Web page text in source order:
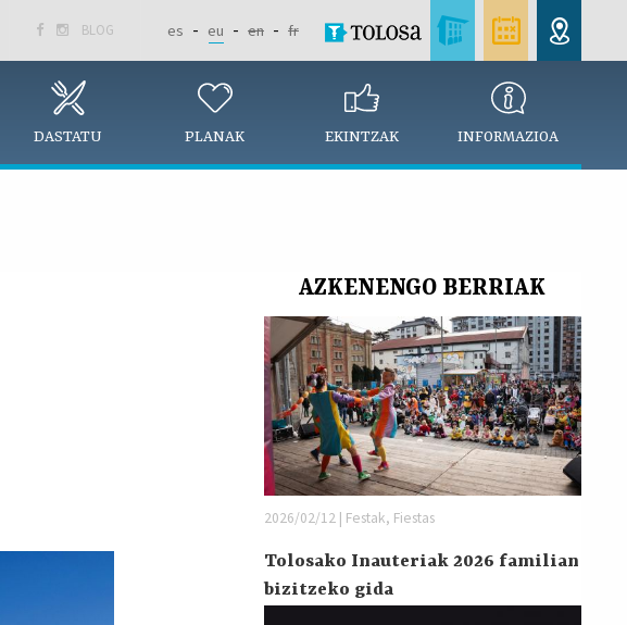
  BLOG es eu en fr
DASTATU PLANAK EKINTZAK INFORMAZIOA
AZKENENGO BERRIAK
2026/02/12 | Festak, Fiestas
Tolosako Inauteriak 2026 familian
bizitzeko gida